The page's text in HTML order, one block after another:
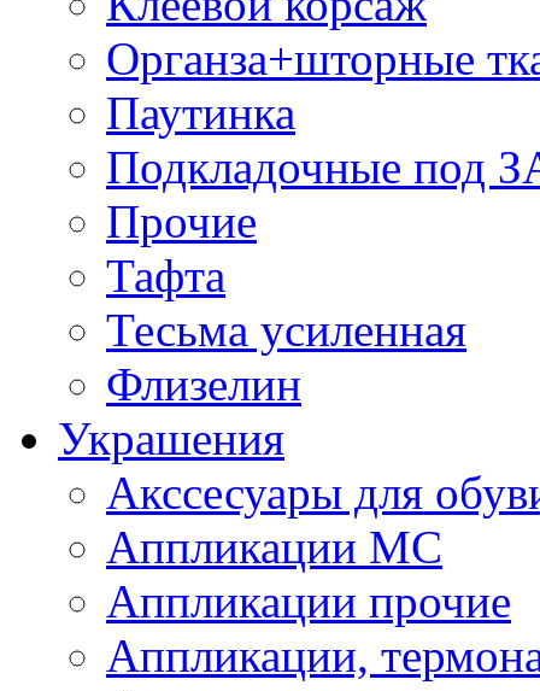
Органза+шторные
Паутинка
Подкладочные под
Прочие
Тафта
Тесьма усиленная
Флизелин
Украшения
Акссесуары для
Аппликации МС
Аппликации прочие
Аппликации,